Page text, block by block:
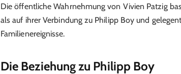
Die öffentliche Wahrnehmung von Vivien Patzig
als auf ihrer Verbindung zu Philipp Boy und
Familienereignisse.
Die Beziehung zu Philipp Boy